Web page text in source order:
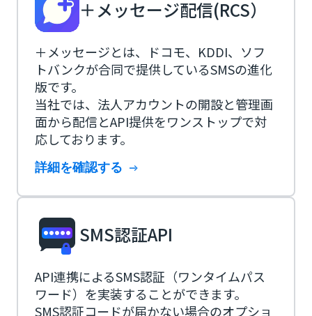
＋メッセージ配信(RCS）
＋メッセージとは、ドコモ、KDDI、ソフ
トバンクが合同で提供しているSMSの進化
版です。
当社では、法人アカウントの開設と管理画
面から配信とAPI提供をワンストップで対
応しております。
詳細を確認する
SMS認証API
API連携によるSMS認証（ワンタイムパス
ワード）を実装することができます。
SMS認証コードが届かない場合のオプショ